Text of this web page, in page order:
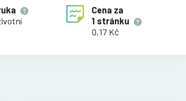
Cena za
1 stránku
0,17 Kč